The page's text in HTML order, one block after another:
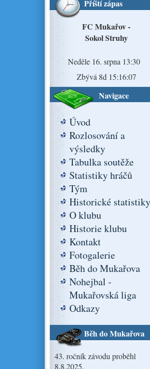
Příští zápas
FC Mukařov -
Sokol Struhy
Neděle 16. srpna 13:30
Zbývá 8d 15:16:07
Navigace
Úvod
Rozlosování a
výsledky
Tabulka soutěže
Statistiky hráčů
Tým
Historické statistiky
O klubu
Historie klubu
Kontakt
Fotogalerie
Běh do Mukařova
Nohejbal -
Mukařovská liga
Odkazy
Běh do Mukařova
43. ročník závodu proběhl
8.8.2025.